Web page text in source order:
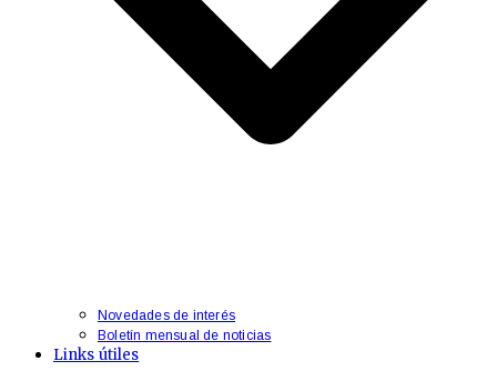
Novedades de interés
Boletín mensual de noticias
Links útiles